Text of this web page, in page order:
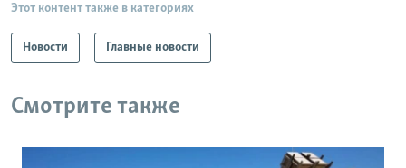
Этот контент также в категориях
Новости Главные новости
Смотрите также